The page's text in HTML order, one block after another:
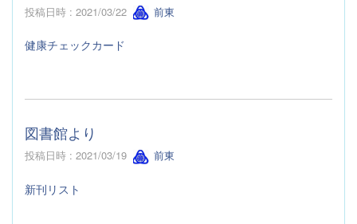
投稿日時 : 2021/03/22 前東
健康チェックカード
図書館より
投稿日時 : 2021/03/19 前東
新刊リスト